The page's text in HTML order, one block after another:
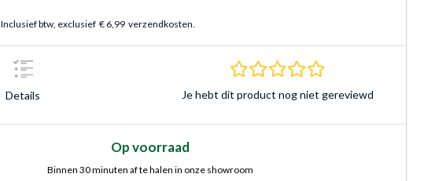
Inclusief btw, exclusief € 6,99 verzendkosten.
Details
0.0 sterren
Je hebt dit product nog niet gereviewd
Op voorraad
Binnen 30 minuten af te halen in onze showroom